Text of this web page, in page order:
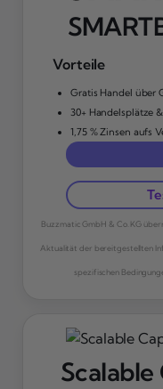
Vorteile
Gratis Handel über
30+ Handelsplätze
1,75 % Zinsen aufs
Buzzmatic GmbH & Co. KG
Aktualität der bereitgestellten
spezifischen